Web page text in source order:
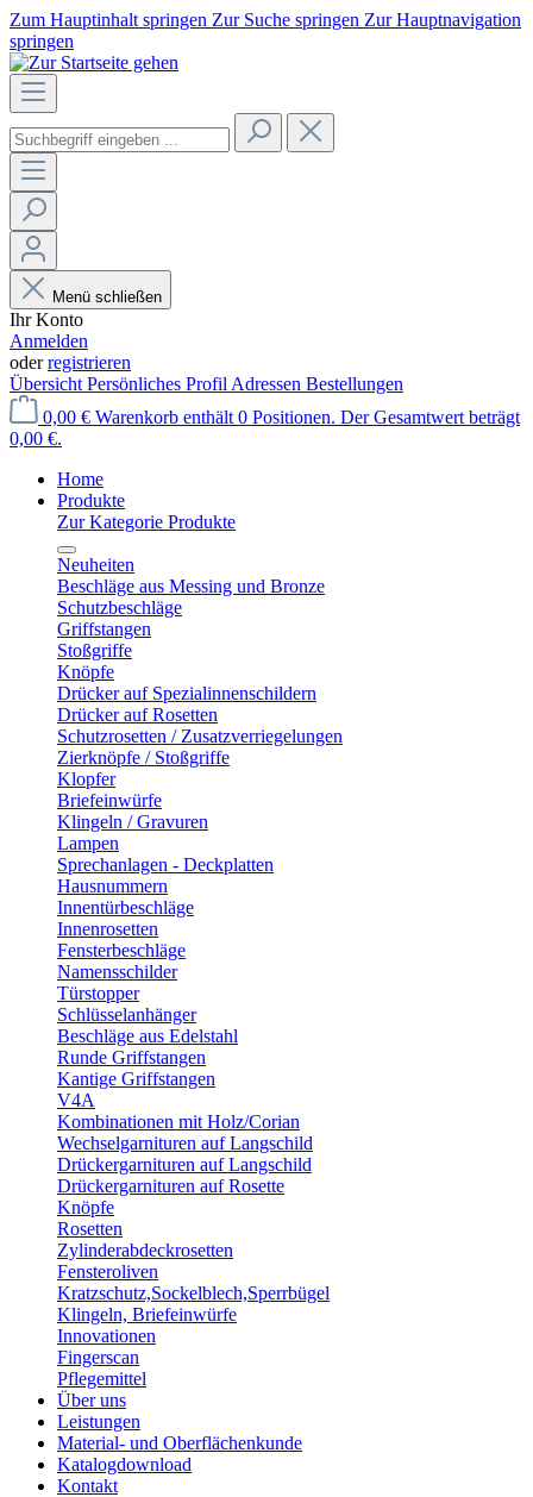
Zum Hauptinhalt springen Zur Suche springen Zur Hauptnavigation
springen
Menü schließen
Ihr Konto
Anmelden
oderregistrieren
Übersicht Persönliches Profil Adressen Bestellungen
0,00 € Warenkorb enthält 0 Positionen. Der Gesamtwert beträgt
0,00 €.
Home
Produkte
Zur Kategorie Produkte
Neuheiten
Beschläge aus Messing und Bronze
Schutzbeschläge
Griffstangen
Stoßgriffe
Knöpfe
Drücker auf Spezialinnenschildern
Drücker auf Rosetten
Schutzrosetten / Zusatzverriegelungen
Zierknöpfe / Stoßgriffe
Klopfer
Briefeinwürfe
Klingeln / Gravuren
Lampen
Sprechanlagen - Deckplatten
Hausnummern
Innentürbeschläge
Innenrosetten
Fensterbeschläge
Namensschilder
Türstopper
Schlüsselanhänger
Beschläge aus Edelstahl
Runde Griffstangen
Kantige Griffstangen
V4A
Kombinationen mit Holz/Corian
Wechselgarnituren auf Langschild
Drückergarnituren auf Langschild
Drückergarnituren auf Rosette
Knöpfe
Rosetten
Zylinderabdeckrosetten
Fensteroliven
Kratzschutz,Sockelblech,Sperrbügel
Klingeln, Briefeinwürfe
Innovationen
Fingerscan
Pflegemittel
Über uns
Leistungen
Material- und Oberflächenkunde
Katalogdownload
Kontakt